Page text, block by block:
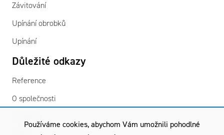
Používáme cookies, abychom Vám umožnili pohodlné
Závitování
Upínání obrobků
Upínání
Důležité odkazy
Reference
O společnosti